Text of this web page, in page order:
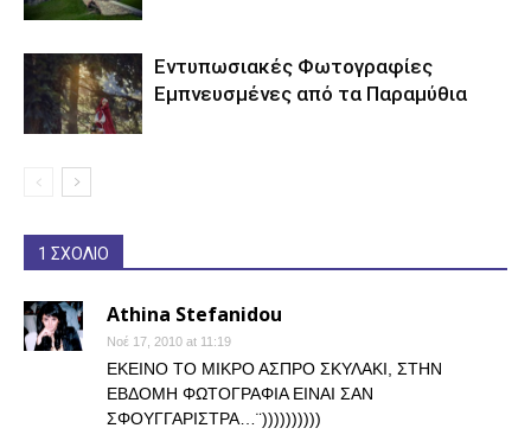
Εντυπωσιακές Φωτογραφίες
Εμπνευσμένες από τα Παραμύθια
1 ΣΧΟΛΙΟ
Athina Stefanidou
Νοέ 17, 2010 at 11:19
ΕΚΕΙΝΟ ΤΟ ΜΙΚΡΟ ΑΣΠΡΟ ΣΚΥΛΑΚΙ, ΣΤΗΝ
ΕΒΔΟΜΗ ΦΩΤΟΓΡΑΦΙΑ ΕΙΝΑΙ ΣΑΝ
ΣΦΟΥΓΓΑΡΙΣΤΡΑ…¨))))))))))